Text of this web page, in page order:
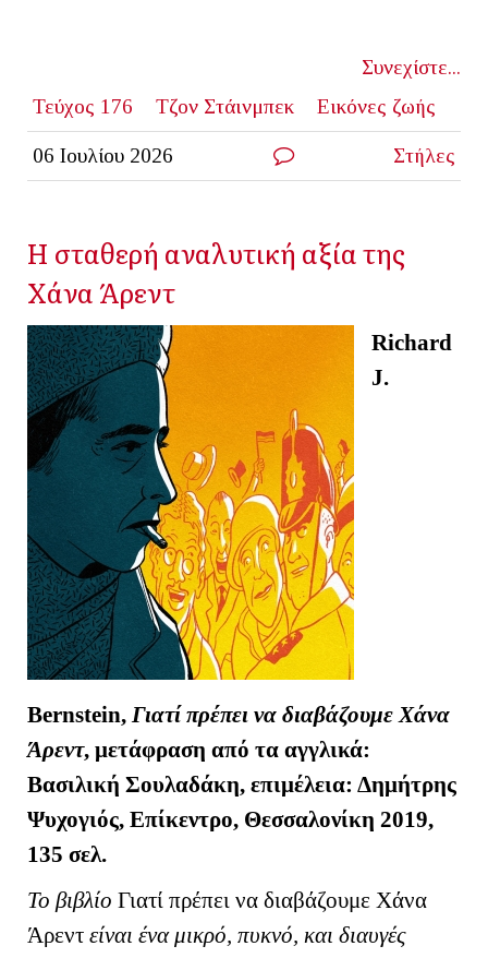
Συνεχίστε...
Τεύχος 176
Τζον Στάινμπεκ Εικόνες ζωής
06 Ιουλίου 2026 Στήλες
Η σταθερή αναλυτική αξία της
Χάνα Άρεντ
Richard
J.
Bernstein, Γιατί πρέπει να διαβάζουμε Χάνα
Άρεντ, μετάφραση από τα αγγλικά:
Βασιλική Σουλαδάκη, επιμέλεια: Δημήτρης
Ψυχογιός, Επίκεντρο, Θεσσαλονίκη 2019,
135 σελ.
Το βιβλίο Γιατί πρέπει να διαβάζουμε Χάνα
Άρεντ είναι ένα μικρό, πυκνό, και διαυγές